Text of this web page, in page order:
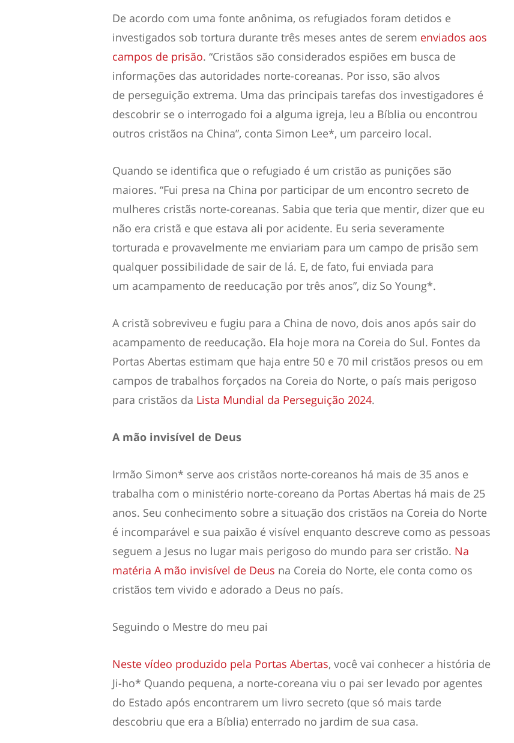
De acordo com uma fonte anônima, os refugiados foram detidos e
investigados sob tortura durante três meses antes de serem enviados aos
campos de prisão. “Cristãos são considerados espiões em busca de
informações das autoridades norte-coreanas. Por isso, são alvos
de perseguição extrema. Uma das principais tarefas dos investigadores é
descobrir se o interrogado foi a alguma igreja, leu a Bíblia ou encontrou
outros cristãos na China”, conta Simon Lee*, um parceiro local.
Quando se identifica que o refugiado é um cristão as punições são
maiores. “Fui presa na China por participar de um encontro secreto de
mulheres cristãs norte-coreanas. Sabia que teria que mentir, dizer que eu
não era cristã e que estava ali por acidente. Eu seria severamente
torturada e provavelmente me enviariam para um campo de prisão sem
qualquer possibilidade de sair de lá. E, de fato, fui enviada para
um acampamento de reeducação por três anos”, diz So Young*.
A cristã sobreviveu e fugiu para a China de novo, dois anos após sair do
acampamento de reeducação. Ela hoje mora na Coreia do Sul. Fontes da
Portas Abertas estimam que haja entre 50 e 70 mil cristãos presos ou em
campos de trabalhos forçados na Coreia do Norte, o país mais perigoso
para cristãos da Lista Mundial da Perseguição 2024.
A mão invisível de Deus
Irmão Simon* serve aos cristãos norte-coreanos há mais de 35 anos e
trabalha com o ministério norte-coreano da Portas Abertas há mais de 25
anos. Seu conhecimento sobre a situação dos cristãos na Coreia do Norte
é incomparável e sua paixão é visível enquanto descreve como as pessoas
seguem a Jesus no lugar mais perigoso do mundo para ser cristão. Na
matéria A mão invisível de Deus na Coreia do Norte, ele conta como os
cristãos tem vivido e adorado a Deus no país.
Seguindo o Mestre do meu pai
Neste vídeo produzido pela Portas Abertas, você vai conhecer a história de
Ji-ho* Quando pequena, a norte-coreana viu o pai ser levado por agentes
do Estado após encontrarem um livro secreto (que só mais tarde
descobriu que era a Bíblia) enterrado no jardim de sua casa.